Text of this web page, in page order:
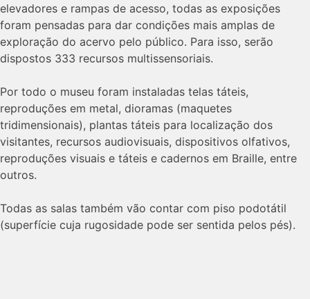
elevadores e rampas de acesso, todas as exposições
foram pensadas para dar condições mais amplas de
exploração do acervo pelo público. Para isso, serão
dispostos 333 recursos multissensoriais.
Por todo o museu foram instaladas telas táteis,
reproduções em metal, dioramas (maquetes
tridimensionais), plantas táteis para localização dos
visitantes, recursos audiovisuais, dispositivos olfativos,
reproduções visuais e táteis e cadernos em Braille, entre
outros.
Todas as salas também vão contar com piso podotátil
(superfície cuja rugosidade pode ser sentida pelos pés).